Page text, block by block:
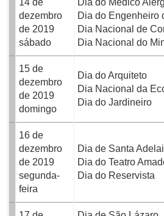
dezembro
de 2019
sábado
Dia do Engenheiro
Dia Nacional de
Dia Nacional do
15 de
dezembro
de 2019
domingo
Dia do Arquiteto
Dia Nacional da
Dia do Jardineiro
16 de
dezembro
de 2019
segunda-
feira
Dia de Santa
Dia do Teatro
Dia do Reservista